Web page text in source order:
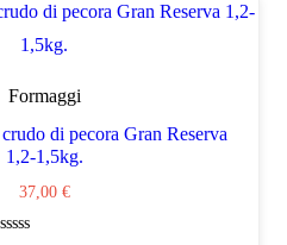
Formaggi
di pecora Gran Reserva
1,2-1,5kg.
37,00 €